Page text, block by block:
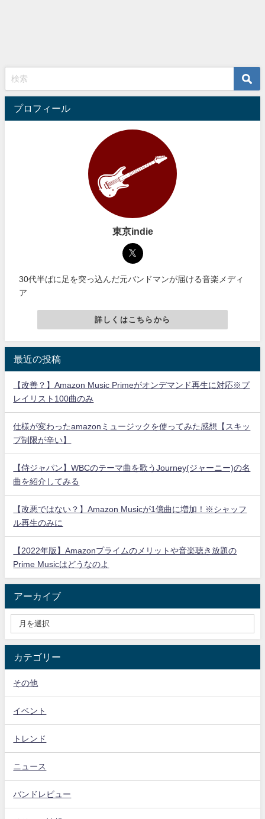
プロフィール
東京indie
30代半ばに足を突っ込んだ元バンドマンが届ける音楽メディ
ア
詳しくはこちらから
最近の投稿
【改善？】Amazon Music Primeがオンデマンド再生に対応※プ
レイリスト100曲のみ
仕様が変わったamazonミュージックを使ってみた感想【スキッ
プ制限が辛い】
【侍ジャパン】WBCのテーマ曲を歌うJourney(ジャーニー)の名
曲を紹介してみる
【改悪ではない？】Amazon Musicが1億曲に増加！※シャッフ
ル再生のみに
【2022年版】Amazonプライムのメリットや音楽聴き放題の
Prime Musicはどうなのよ
アーカイブ
カテゴリー
その他
イベント
トレンド
ニュース
バンドレビュー